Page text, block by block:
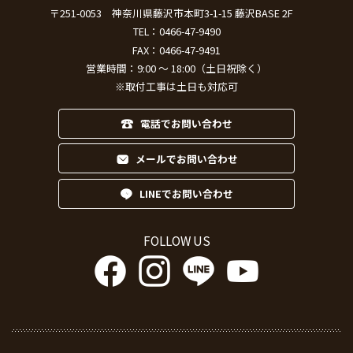
〒251-0053
神奈川県藤沢市本町3-1-15 藤沢BASE 2F
TEL： 0466-47-9490
FAX：0466-47-9491
営業時間：9:00 ～ 18:00（土日祝除く）
※取付工事は土日も対応可
電話でお問い合わせ
メールでお問い合わせ
LINEでお問い合わせ
FOLLOW US